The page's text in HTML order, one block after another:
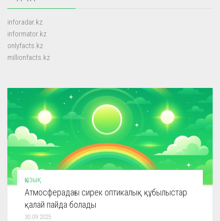
inforadar.kz
informator.kz
onlyfacts.kz
millionfacts.kz
ҚЫЗЫҚ
Атмосферадағы сирек оптикалық құбылыстар
қалай пайда болады
30.09.2025